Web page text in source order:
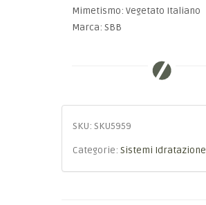
Mimetismo: Vegetato Italiano
Marca: SBB
SKU: SKU5959
Categorie: Sistemi Idratazione